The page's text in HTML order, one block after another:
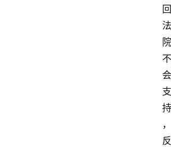
回
法
院
不
会
支
持
，
反